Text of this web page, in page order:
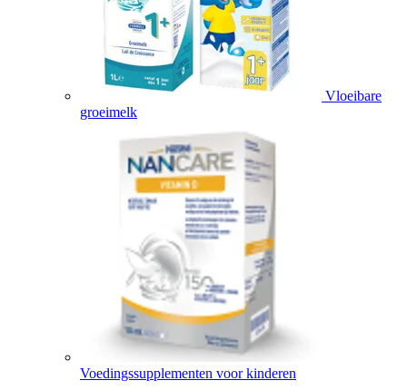
Vloeibare
groeimelk
Voedingssupplementen voor kinderen